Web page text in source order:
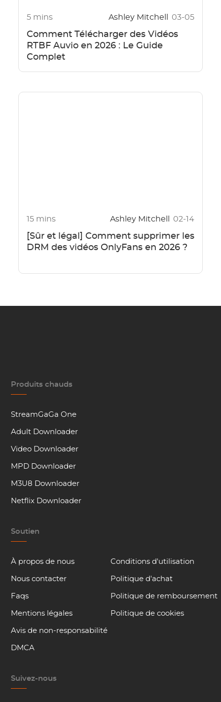
5 mins Ashley Mitchell 03-05
Comment Télécharger des Vidéos
RTBF Auvio en 2026 : Le Guide
Complet
15 mins Ashley Mitchell 02-14
[Sûr et légal] Comment supprimer les
DRM des vidéos OnlyFans en 2026 ?
Produits chauds
StreamGaGa One
Adult Downloader
Video Downloader
MPD Downloader
M3U8 Downloader
Netflix Downloader
Soutien
À propos de nous
Nous contacter
Faqs
Mentions légales
Avis de non-responsabilité
DMCA
Conditions d'utilisation
Politique d'achat
Politique de remboursement
Politique de cookies
Suivez-nous